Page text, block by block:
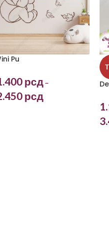
Pu
рсд –
рсд